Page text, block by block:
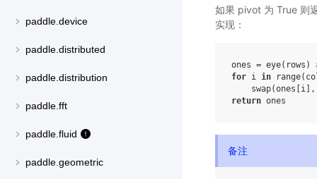
paddle.device
paddle.distributed
paddle.distribution
paddle.fft
paddle.fluid
paddle.geometric
如果 pivot 为 True 则
实现：
ones = eye(rows)
for i in
return
备注